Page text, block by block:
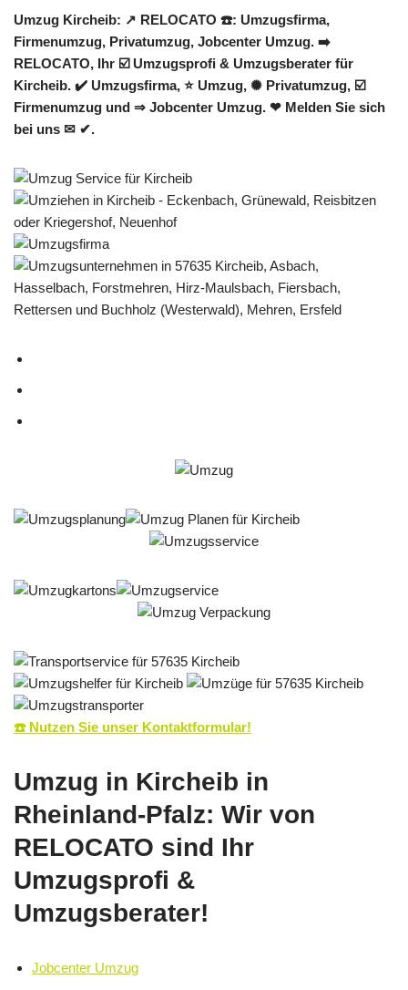
Umzug Kircheib: ↗️ RELOCATO ☎️: Umzugsfirma,
Firmenumzug, Privatumzug, Jobcenter Umzug. ➡️
RELOCATO, Ihr ☑️ Umzugsprofi & Umzugsberater für
Kircheib. ✔️ Umzugsfirma, ⭐ Umzug, ✺ Privatumzug, ☑️
Firmenumzug und ⇒ Jobcenter Umzug. ❤ Melden Sie sich
bei uns ✉ ✔.
☎️ Nutzen Sie unser Kontaktformular!
Umzug in Kircheib in
Rheinland-Pfalz: Wir von
RELOCATO sind Ihr
Umzugsprofi &
Umzugsberater!
Jobcenter Umzug